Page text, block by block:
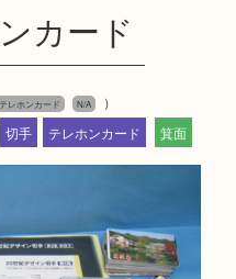
カード
レホンカード N/A
）
切手 テレホンカード 箕面